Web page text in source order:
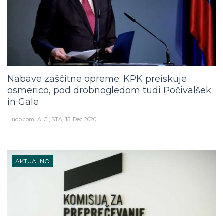
Nabave zaščitne opreme: KPK preiskuje
osmerico, pod drobnogledom tudi Počivalšek
in Gale
Hudo.com A. G., STA 15. Dec 2020
AKTUALNO